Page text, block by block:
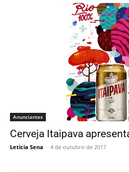
Anunciantes
Cerveja Itaipava
Leticia Sena - 4 de outubro de 2017